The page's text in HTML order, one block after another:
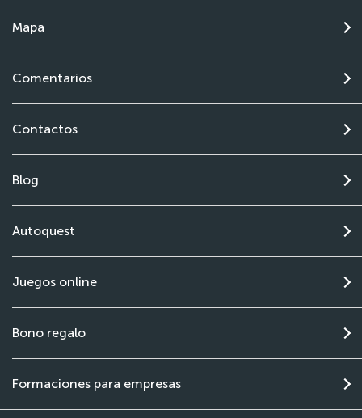
Mapa
Comentarios
Contactos
Blog
Autoquest
Juegos online
Bono regalo
Formaciones para empresas